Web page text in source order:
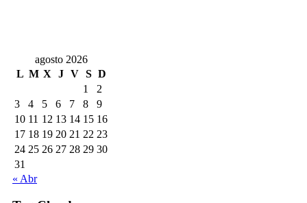
agosto 2026
L M X J V S D
1
2
3
4 5 6 7 8
9
10 11 12 13 14 15 16
17 18 19 20 21 22 23
24 25 26 27 28 29 30
31
« Abr